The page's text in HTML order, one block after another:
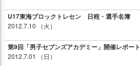
U17東海ブロックトレセン 日程・選手名簿
2012.7.10 （火）
第9回「男子セブンズアカデミー」開催レポート
2012.7.01 （日）